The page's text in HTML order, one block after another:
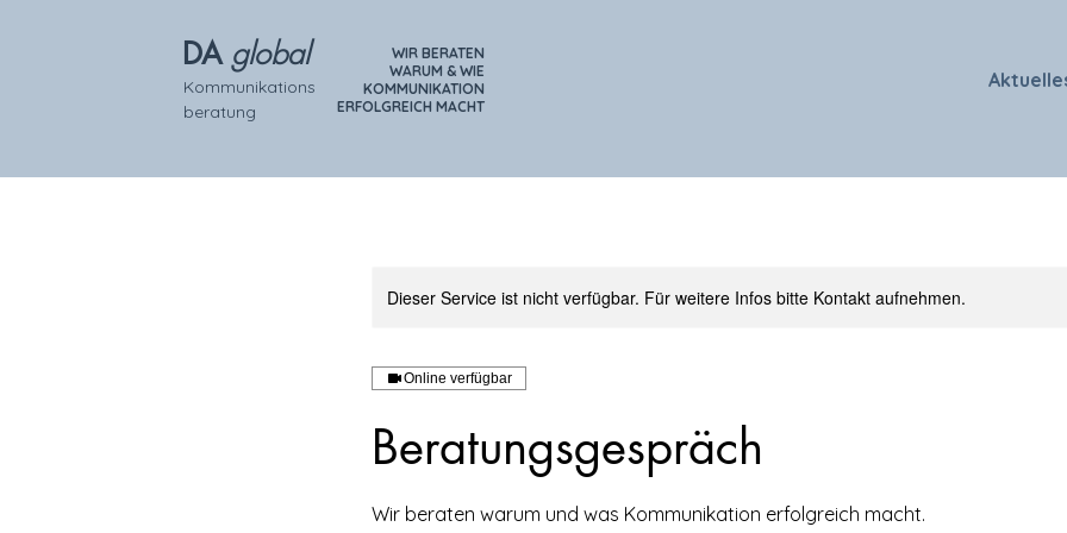
Kommunikations
beratung
DA global
WIR BERATEN
WARUM & WIE
KOMMUNIKATION
ERFOLGREICH MACHT
Dieser Service ist nicht verfügbar. Für weitere Infos bitte Kontakt aufnehmen.
Online verfügbar
Beratungsgespräch
Wir beraten warum und was Kommunikation erfolgreich macht.